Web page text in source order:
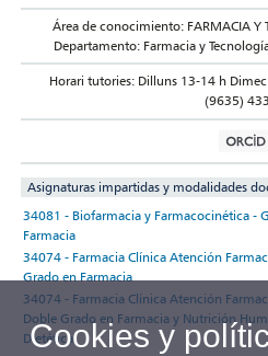
Área de conocimiento: FARMACIA Y
Departamento: Farmacia y
Horari tutories: Dilluns 13-14 h
(9635)
Asignaturas impartidas y modalidades
34081 - Biofarmacia y Farmacocinética -
Farmacia
34074 - Farmacia Clínica Atención
Grado en Farmacia
34074 - Farmacia Clínica Atención
Doble Grado en Farmacia y Nutrición
Dietética
Cookies y